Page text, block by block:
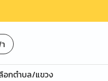
อกตำบล/แขวง